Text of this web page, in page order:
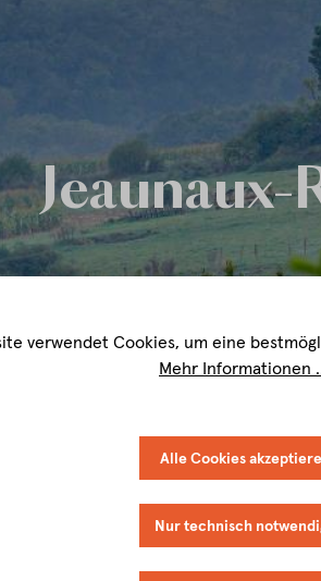
Jeaunaux-
verwendet Cookies, um eine
Mehr Informationen
Alle Cookies
Nur technisch